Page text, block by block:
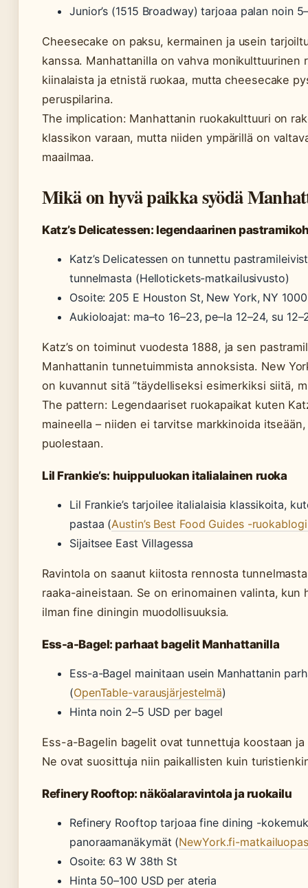
Junior’s (1515 Broadway) tarjoaa palan noin
Cheesecake on paksu, kermainen ja usein
kanssa. Manhattanilla on vahva monikulttuurinen
kiinalaista ja etnistä ruokaa, mutta cheesecake
peruspilarina.
The implication: Manhattanin ruokakulttuuri on
klassikon varaan, mutta niiden ympärillä on
maailmaa.
Mikä on hyvä paikka syödä
Katz’s Delicatessen: legendaarinen
Katz’s Delicatessen on tunnettu
tunnelmasta (Hellotickets-matkailusivusto)
Osoite: 205 E Houston St, New York, NY
Aukioloajat: ma–to 16–23, pe–la 12–24, su
Katz’s on toiminut vuodesta 1888, ja sen
Manhattanin tunnetuimmista annoksista. New
on kuvannut sitä ”täydelliseksi esimerkiksi siitä,
The pattern: Legendaariset ruokapaikat kuten
maineella – niiden ei tarvitse markkinoida
puolestaan.
Lil Frankie’s: huippuluokan italialainen ruoka
Lil Frankie’s tarjoilee italialaisia klassikoita,
pastaa (Austin’s Best Food Guides -ruokablogi
Sijaitsee East Villagessa
Ravintola on saanut kiitosta rennosta
raaka-aineistaan. Se on erinomainen valinta, kun
ilman fine diningin muodollisuuksia.
Ess-a-Bagel: parhaat bagelit Manhattanilla
Ess-a-Bagel mainitaan usein Manhattanin
(OpenTable-varausjärjestelmä)
Hinta noin 2–5 USD per bagel
Ess-a-Bagelin bagelit ovat tunnettuja koostaan
Ne ovat suosittuja niin paikallisten kuin
Refinery Rooftop: näköalaravintola ja ruokailu
Refinery Rooftop tarjoaa fine dining -
panoraamanäkymät (NewYork.fi-matkailuopas
Osoite: 63 W 38th St
Hinta 50–100 USD per ateria